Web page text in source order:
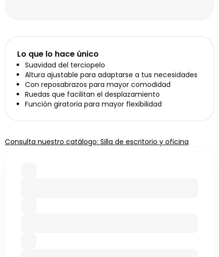
Lo que lo hace único
Suavidad del terciopelo
Altura ajustable para adaptarse a tus necesidades
Con reposabrazos para mayor comodidad
Ruedas que facilitan el desplazamiento
Función giratoria para mayor flexibilidad
Consulta nuestro catálogo: Silla de escritorio y oficina